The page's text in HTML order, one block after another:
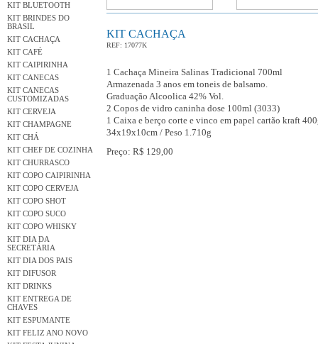
KIT BLUETOOTH
KIT BRINDES DO
BRASIL
KIT CACHAÇA
KIT CAFÉ
KIT CAIPIRINHA
KIT CANECAS
KIT CANECAS
CUSTOMIZADAS
KIT CERVEJA
KIT CHAMPAGNE
KIT CHÁ
KIT CHEF DE COZINHA
KIT CHURRASCO
KIT COPO CAIPIRINHA
KIT COPO CERVEJA
KIT COPO SHOT
KIT COPO SUCO
KIT COPO WHISKY
KIT DIA DA
SECRETÁRIA
KIT DIA DOS PAIS
KIT DIFUSOR
KIT DRINKS
KIT ENTREGA DE
CHAVES
KIT ESPUMANTE
KIT FELIZ ANO NOVO
KIT CACHAÇA
REF: 17077K
1 Cachaça Mineira Salinas Tradicional 700ml
Armazenada 3 anos em toneis de balsamo.
Graduação Alcoolica 42% Vol.
2 Copos de vidro caninha dose 100ml (3033)
1 Caixa e berço corte e vinco em papel cartão kraft
34x19x10cm / Peso 1.710g
Preço: R$ 129,00